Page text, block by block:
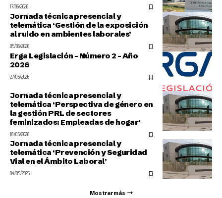
17/06/2026
Jornada técnica presencial y
telemática ‘Gestión de la exposición
al ruido en ambientes laborales’
05/06/2026
Erga Legislación – Número 2 – Año
2026
27/05/2026
Jornada técnica presencial y
telemática ‘Perspectiva de género en
la gestión PRL de sectores
feminizados: Empleadas de hogar’
18/05/2026
Jornada técnica presencial y
telemática ‘Prevención y Seguridad
Vial en el Ámbito Laboral’
04/05/2026
Mostrar más